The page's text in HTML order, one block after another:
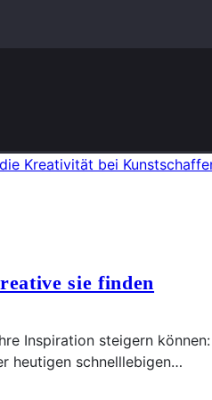
sie finden
Inspiration steigern
heutigen schnelllebigen…